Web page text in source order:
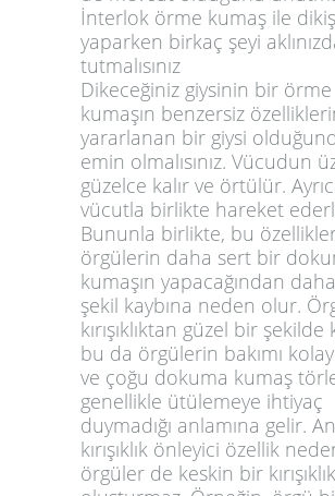
İnterlok örme kumaş ile dikiş
yaparken birkaç şeyi
tutmalısınız
Dikeceğiniz giysinin bir örme
kumaşın benzersiz
yararlanan bir giysi
emin olmalısınız. Vücudun
güzelce kalır ve örtülür.
vücutla birlikte hareket
Bununla birlikte, bu
örgülerin daha sert bir
kumaşın yapacağından
şekil kaybına neden olur.
kırışıklıktan güzel bir
bu da örgülerin bakımı
ve çoğu dokuma kumaş
genellikle ütülemeye ihtiyaç
duymadığı anlamına gelir.
kırışıklık önleyici özellik
örgüler de keskin bir kırışıklık